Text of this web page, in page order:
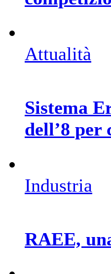
Attualità
Sistema
dell’8 per
Industria
RAEE,